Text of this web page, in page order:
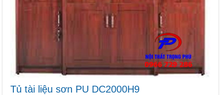
Tủ tài liệu sơn PU DC2000H9